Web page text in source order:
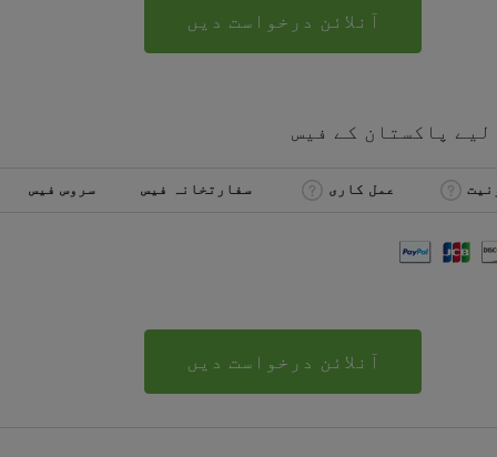
آنلائن درخواست دیں
لیے پاکستان کے فیس
عمل کاری سفارتخانہ فیس سروس فیس
آنلائن درخواست دیں